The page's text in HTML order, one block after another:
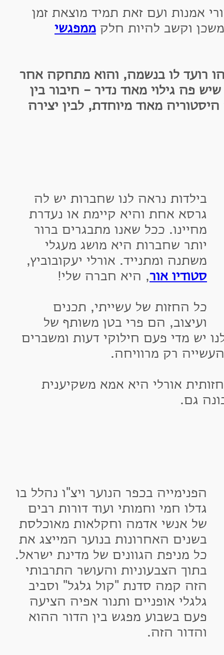
ועם זאת תמיד מוצאת זמן
וקשב להיות חלקממפגשי
לו בנשמה, והוא מתחקה אחר
גילוי מאוד נדיר - חיבור בין
מאוד מיוחדת, לבין יצירה
נראה לנו שחברות יש לה
אחת והיא קיימת או נעדרת
ככל שאנו מתבגרים ברור
שחברות היא מושג מעגלי
ומתנייד. אורלי יעקובוביץ,
אור , היא חברה שלי!
החזות של עשייתי, תכנים
הם פרי בטן משותף של
מדי פעם חילוקי דעות ומשברים
רק מרוויחה.
אורלי היא אמא משקיענית
בכפר הנוער ויצ"ו נהלל בו
חמי וחמותי ועוד דורות רבים
אנשי אדמה וחקלאות מאוכלסת
האחרונות בנוער המייצג את
מניפת הגוונים של מדינת ישראל.
הצבעוניות והעושר התרבותי
קמה סדנת "קול גלגל" וסביב
אופניים ותנור אפיה הציעה
בשבוע מפגש בין הדור ההוא
הזה.